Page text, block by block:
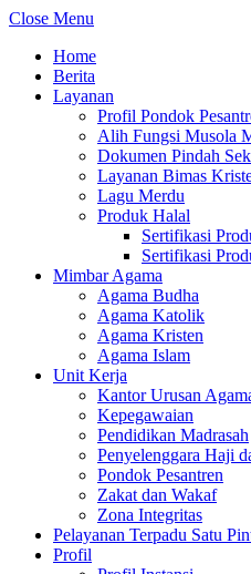
Close Menu
Home
Berita
Layanan
Profil Pondok
Alih Fungsi Musola
Dokumen Pindah
Layanan Bimas
Lagu Merdu
Produk Halal
Sertifikasi
Sertifikasi
Mimbar Agama
Agama Budha
Agama Katolik
Agama Kristen
Agama Islam
Unit Kerja
Kantor Urusan
Kepegawaian
Pendidikan Madrasah
Penyelenggara Haji
Pondok Pesantren
Zakat dan Wakaf
Zona Integritas
Pelayanan Terpadu Satu
Profil